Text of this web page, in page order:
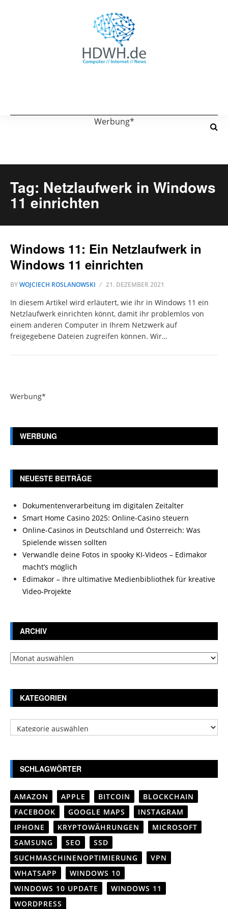
Werbung*
Tag: Netzlaufwerk in Windows
11 einrichten
Windows 11: Ein Netzlaufwerk in
Windows 11 einrichten
BYWOJCIECH ROSLANOWSKI 21. DEZEMBER 2021
In diesem Artikel wird erläutert, wie ihr in Windows 11 ein
Netzlaufwerk einrichten könnt, damit ihr problemlos von
einem anderen Computer in Ihrem Netzwerk auf
freigegebene Dateien zugreifen können. Wir…
Werbung*
WERBUNG
NEUESTE BEITRÄGE
Dokumentenverarbeitung im digitalen Zeitalter
Smart Home Casino 2025: Online-Casino steuern
Online-Casinos in Deutschland und Österreich: Was
Spielende wissen sollten
Verwandle deine Fotos in spooky KI-Videos – Edimakor
macht’s möglich
Edimakor – Ihre ultimative Medienbibliothek für kreative
Video-Projekte
ARCHIV
Archiv
KATEGORIEN
Kategorien
SCHLAGWÖRTER
AMAZON APPLE BITCOIN
BLOCKCHAIN
FACEBOOK
GOOGLE MAPS
INSTAGRAM
IPHONE
KRYPTOWÄHRUNGEN
MICROSOFT
SAMSUNG
SEO
SSD
SUCHMASCHINENOPTIMIERUNG
VPN
WHATSAPP
WINDOWS 10
WINDOWS 10 UPDATE
WINDOWS 11
WORDPRESS